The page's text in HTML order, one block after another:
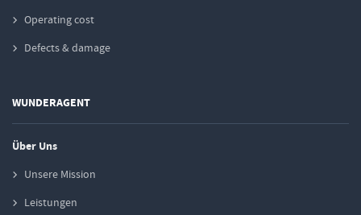
Operating cost
Defects & damage
WUNDERAGENT
Über Uns
Unsere Mission
Leistungen